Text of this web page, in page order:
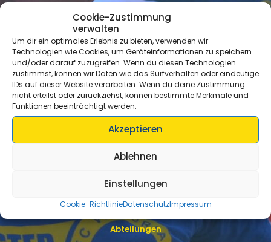
Cookie-Zustimmung
verwalten
Um dir ein optimales Erlebnis zu bieten, verwenden wir
Technologien wie Cookies, um Geräteinformationen zu speichern
und/oder darauf zuzugreifen. Wenn du diesen Technologien
zustimmst, können wir Daten wie das Surfverhalten oder eindeutige
IDs auf dieser Website verarbeiten. Wenn du deine Zustimmung
nicht erteilst oder zurückziehst, können bestimmte Merkmale und
Funktionen beeinträchtigt werden.
Akzeptieren
Ablehnen
Einstellungen
Cookie-RichtlinieDatenschutzImpressum
350+
Mitglieder
16
Mannschaften
5
Abteilungen